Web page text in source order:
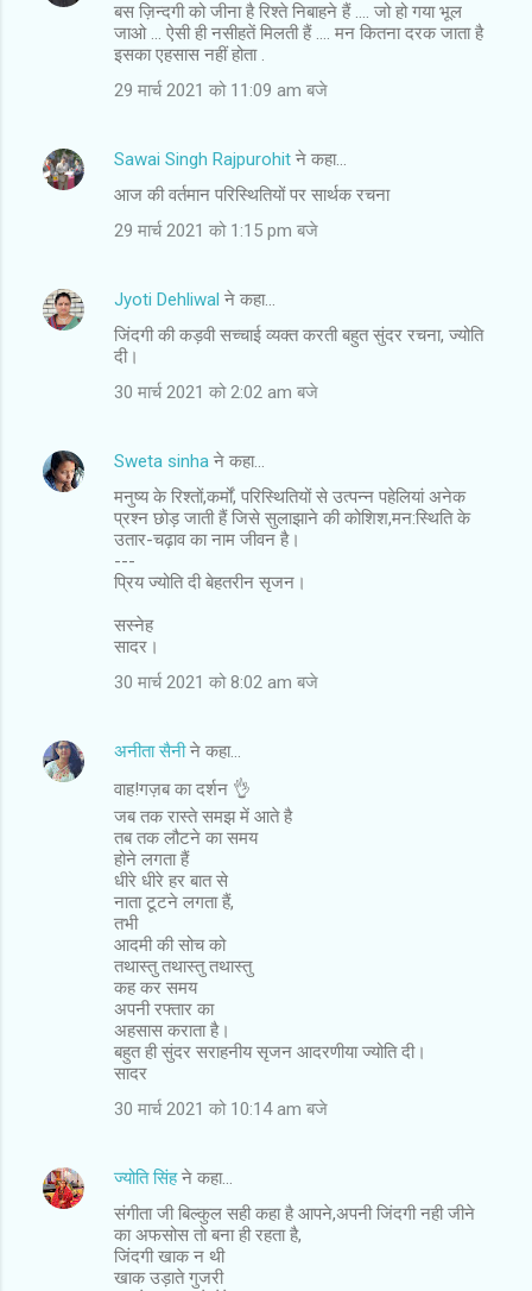
बस ज़िन्दगी को जीना है रिश्ते निबाहने हैं .... जो हो गया भूल
जाओ ... ऐसी ही नसीहतें मिलती हैं .... मन कितना दरक जाता है
इसका एहसास नहीं होता .
29 मार्च 2021 को 11:09 am बजे
Sawai Singh Rajpurohit ने कहा…
आज की वर्तमान परिस्थितियों पर सार्थक रचना
29 मार्च 2021 को 1:15 pm बजे
Jyoti Dehliwal ने कहा…
जिंदगी की कड़वी सच्चाई व्यक्त करती बहुत सुंदर रचना, ज्योति
दी।
30 मार्च 2021 को 2:02 am बजे
Sweta sinha ने कहा…
मनुष्य के रिश्तों,कर्मों, परिस्थितियों से उत्पन्न पहेलियां अनेक
प्रश्न छोड़ जाती हैं जिसे सुलाझाने की कोशिश,मन:स्थिति के
उतार-चढ़ाव का नाम जीवन है।
---
प्रिय ज्योति दी बेहतरीन सृजन।
सस्नेह
सादर।
30 मार्च 2021 को 8:02 am बजे
अनीता सैनीने कहा…
वाह!गज़ब का दर्शन 👌
जब तक रास्ते समझ में आते है
तब तक लौटने का समय
होने लगता हैं
धीरे धीरे हर बात से
नाता टूटने लगता हैं,
तभी
आदमी की सोच को
तथास्तु तथास्तु तथास्तु
कह कर समय
अपनी रफ्तार का
अहसास कराता है।
बहुत ही सुंदर सराहनीय सृजन आदरणीया ज्योति दी।
सादर
30 मार्च 2021 को 10:14 am बजे
ज्योति सिंहने कहा…
संगीता जी बिल्कुल सही कहा है आपने,अपनी जिंदगी नही जीने
का अफसोस तो बना ही रहता है,
जिंदगी खाक न थी
खाक उड़ाते गुजरी